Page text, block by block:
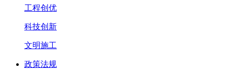
工程创优
科技创新
文明施工
政策法规